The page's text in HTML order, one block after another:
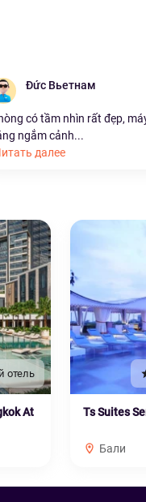
Đức Вьетнам
có tầm nhìn rất đẹp,
ngắm cảnh...
далее
отель
At
Ts Suites
Бали